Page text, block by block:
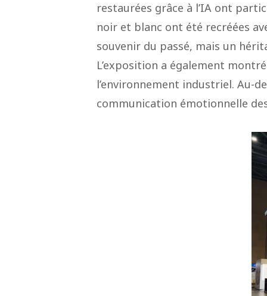
restaurées grâce à l’IA ont
noir et blanc ont été recréées
souvenir du passé, mais un
L’exposition a également
l’environnement industriel. Au-
communication émotionnelle